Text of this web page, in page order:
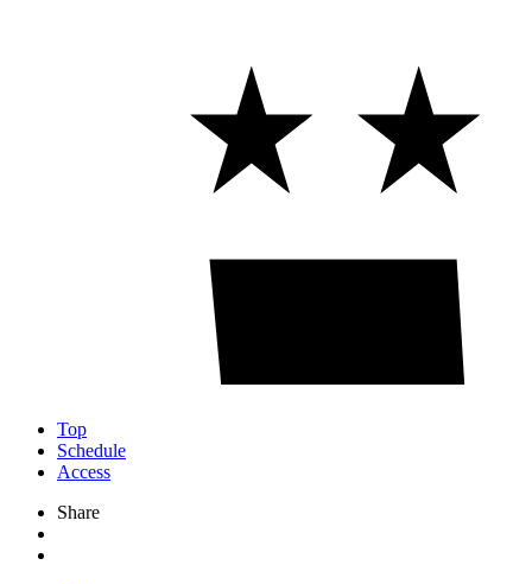
Top
Schedule
Access
Share